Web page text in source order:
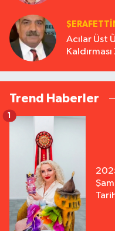
Acılar Üst
Trend Haberler
1